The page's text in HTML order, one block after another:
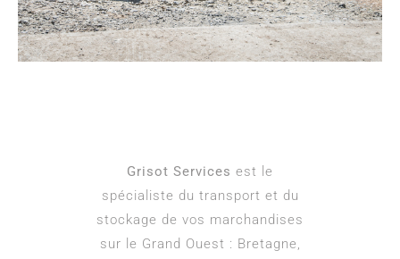
Grisot Services est le
spécialiste du transport et du
stockage de vos marchandises
sur le Grand Ouest : Bretagne,